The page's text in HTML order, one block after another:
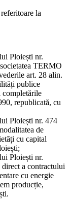
la
Ploiești nr.
TERMO
art. 28 alin.
publice
completările
republicată, cu
Ploiești nr. 474
de
cu capital
Ploiești nr.
a contractului
cu energie
producție,